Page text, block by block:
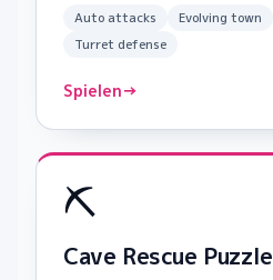
Auto attacks Evolving town
Turret defense
Spielen→
⛏️
Cave Rescue Puzzle